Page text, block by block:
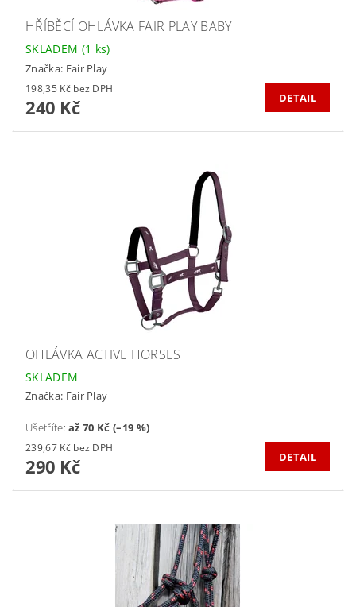
HŘÍBĚCÍ OHLÁVKA FAIR PLAY BABY
SKLADEM (1 ks)
Značka: Fair Play
198,35 Kč bez DPH
240 Kč DETAIL
OHLÁVKA ACTIVE HORSES
SKLADEM
Značka: Fair Play
Ušetříte:až 70 Kč (–19 %)
239,67 Kč bez DPH
290 Kč DETAIL